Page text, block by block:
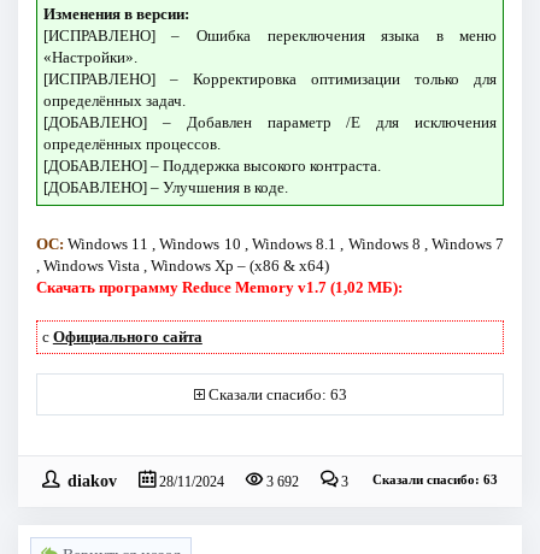
Изменения в версии:
[ИСПРАВЛЕНО] – Ошибка переключения языка в меню
«Настройки».
[ИСПРАВЛЕНО] – Корректировка оптимизации только для
определённых задач.
[ДОБАВЛЕНО] – Добавлен параметр /E для исключения
определённых процессов.
[ДОБАВЛЕНО] – Поддержка высокого контраста.
[ДОБАВЛЕНО] – Улучшения в коде.
ОС: Windows 11 , Windows 10 , Windows 8.1 , Windows 8 , Windows 7
, Windows Vista , Windows Xp – (x86 & x64)
Скачать программу Reduce Memory v1.7 (1,02 МБ):
с Официального сайта
Сказали спасибо: 63
diakov 28/11/2024 3 692 3 Сказали спасибо: 63